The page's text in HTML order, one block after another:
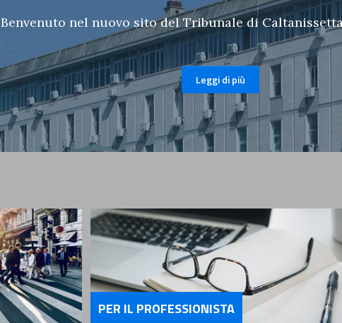
Benvenuto nel nuovo sito del Tribunale di
Leggi di più
PER IL PROFESSIONISTA